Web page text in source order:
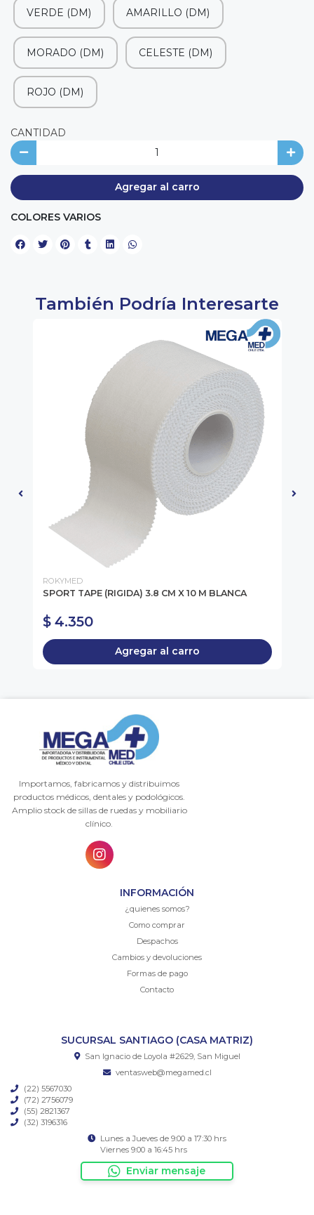
VERDE (DM) AMARILLO (DM)
MORADO (DM) CELESTE (DM)
ROJO (DM)
CANTIDAD
Agregar al carro
COLORES VARIOS
También Podría Interesarte
ROKYMED
SPORT TAPE (RIGIDA) 3.8 CM X 10 M BLANCA
$ 4.350
Agregar al carro
Importamos, fabricamos y distribuimos
productos médicos, dentales y podológicos.
Amplio stock de sillas de ruedas y mobiliario
clínico.
INFORMACIÓN
¿quienes somos?
Como comprar
Despachos
Cambios y devoluciones
Formas de pago
Contacto
SUCURSAL SANTIAGO (CASA MATRIZ)
San Ignacio de Loyola #2629, San Miguel
ventasweb@megamed.cl
(22) 5567030
(72) 2756079
(55) 2821367
(32) 3196316
Lunes a Jueves de 9:00 a 17:30 hrs
Viernes 9:00 a 16:45 hrs
Enviar mensaje